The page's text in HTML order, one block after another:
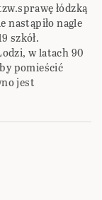
łódzką
nastąpiło nagle
szkół.
w latach 90
pomieścić
jest